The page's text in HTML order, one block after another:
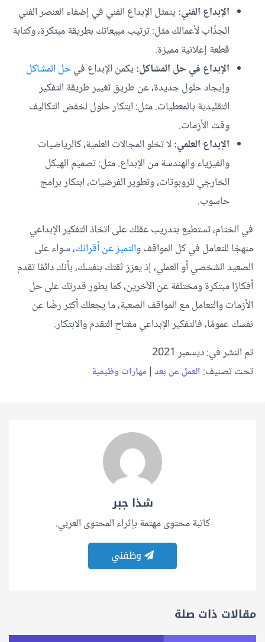
الإبداع الفني:يتمثل الإبداع الفني في إضفاء العنصر الفني
الجذّاب لأعمالك مثل: ترتيب مبيعاتك بطريقة مبتكرة، وكتابة
قطعة إعلانية مميزة.
الإبداع في حل المشاكل:يكمن الإبداع فيحل المشاكل
وإيجاد حلول جديدة، عن طريق تغيير طريقة التفكير
التقليدية بالمعطيات. مثل: ابتكار حلول لخفض التكاليف
وقت الأزمات.
الإبداع العلمي:لا تخلو المجالات العلمية، كالرياضيات
والفيزياء والهندسة من الإبداع. مثل: تصميم الهيكل
الخارجي للروبوتات، وتطوير الفرضيات، ابتكار برامج
حاسوب.
في الختام، تستطيع بتدريب عقلك على اتخاذ التفكير الإبداعي
منهجًا للتعامل في كل المواقف والتميز عن أقرانك، سواء على
الصعيد الشخصي أو العملي، إذ يعزز ثقتك بنفسك، بأنك دائمًا تقدم
أفكارًا مبتكرة ومختلفة عن الآخرين، كما يطور قدرتك على حل
الأزمات والتعامل مع المواقف الصعبة، ما يجعلك أكثر رضًا عن
نفسك عمومًا، فالتفكير الإبداعي مفتاح التقدم والابتكار.
تم النشر في: ديسمبر 2021
تحت تصنيف: العمل عن بعد | مهارات وظيفية
شذا جبر
كاتبة محتوى مهتمة بإثراء المحتوى العربي.
وظفني
مقالات ذات صلة